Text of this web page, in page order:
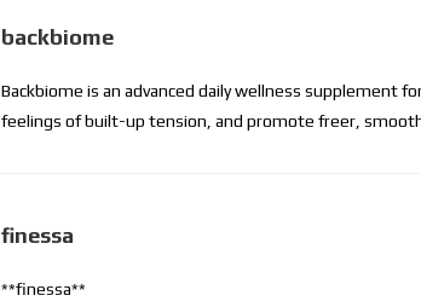
backbiome
Backbiome is an advanced daily wellness supplement
feelings of built-up tension, and promote freer,
finessa
**finessa**